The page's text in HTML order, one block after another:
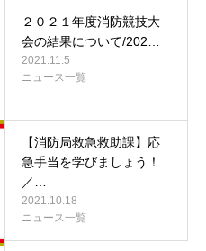
２０２１年度消防競技大
会の結果について/202…
2021.11.5
ニュース一覧
【消防局救急救助課】応
急手当を学びましょう！
／…
2021.10.18
ニュース一覧